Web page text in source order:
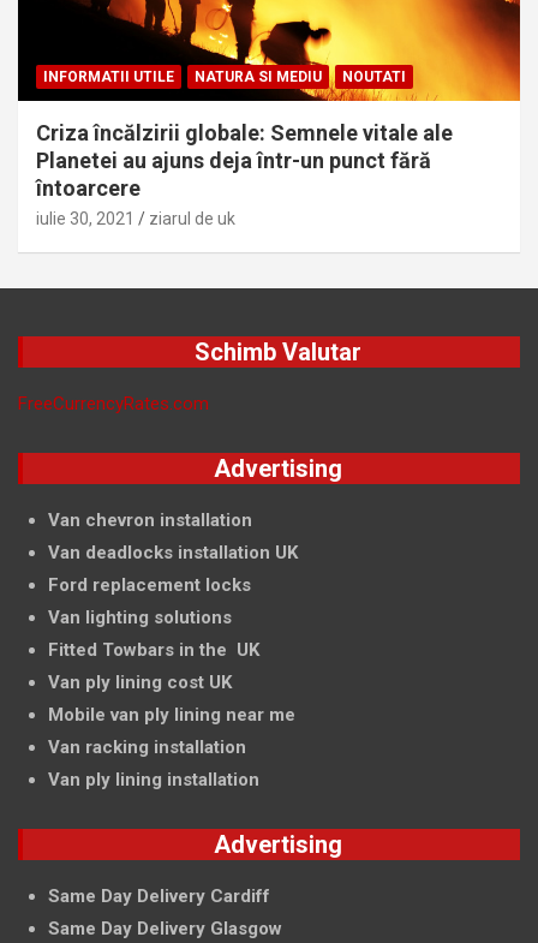
INFORMATII UTILE NATURA SI MEDIU NOUTATI
Criza încălzirii globale: Semnele vitale ale
Planetei au ajuns deja într-un punct fără
întoarcere
iulie 30, 2021 ziarul de uk
Schimb Valutar
FreeCurrencyRates.com
Advertising
Van chevron installation
Van deadlocks installation UK
Ford replacement locks
Van lighting solutions
Fitted Towbars in the UK
Van ply lining cost UK
Mobile van ply lining near me
Van racking installation
Van ply lining installation
Advertising
Same Day Delivery Cardiff
Same Day Delivery Glasgow